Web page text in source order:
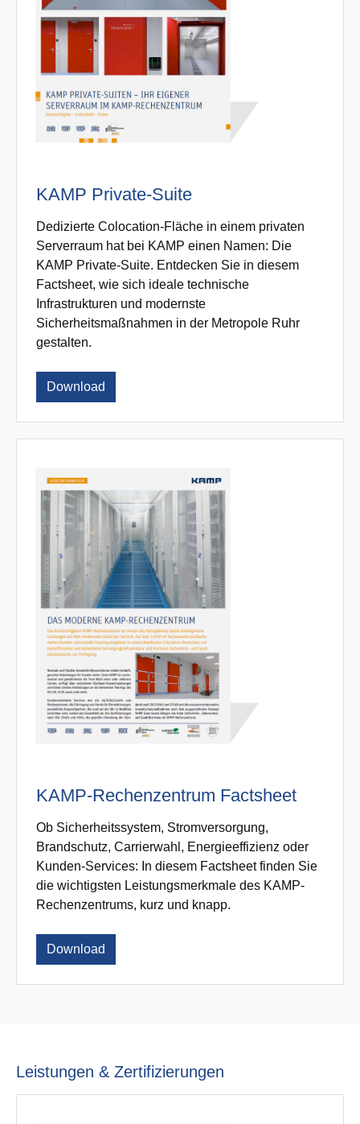
KAMP Private-Suite
Dedizierte Colocation-Fläche in einem privaten
Serverraum hat bei KAMP einen Namen: Die
KAMP Private-Suite. Entdecken Sie in diesem
Factsheet, wie sich ideale technische
Infrastrukturen und modernste
Sicherheitsmaßnahmen in der Metropole Ruhr
gestalten.
Download
KAMP-Rechenzentrum Factsheet
Ob Sicherheitssystem, Stromversorgung,
Brandschutz, Carrierwahl, Energieeffizienz oder
Kunden-Services: In diesem Factsheet finden Sie
die wichtigsten Leistungsmerkmale des KAMP-
Rechenzentrums, kurz und knapp.
Download
Leistungen & Zertifizierungen